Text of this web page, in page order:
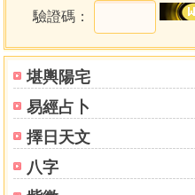
堪輿陽宅
易經占卜
擇日天文
八字
臨床篇
1. 回陽九針歌
2. 四總穴歌
3. 行針指要歌
5. 秋夫療鬼十三穴歌
6. 金針賦
7. 針內障秘歌
8. 勝玉歌
驗證碼：